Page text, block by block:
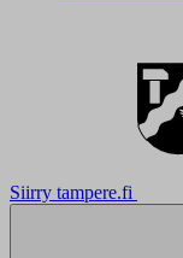
Siirry tampere.fi